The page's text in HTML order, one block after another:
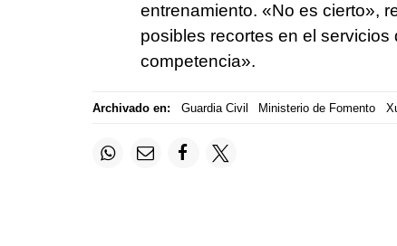
entrenamiento. «No es cierto»,
posibles recortes en el
competencia».
Archivado en: Guardia Civil Ministerio de Fomento